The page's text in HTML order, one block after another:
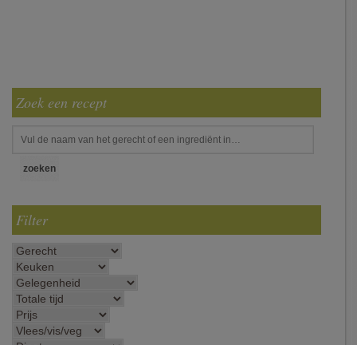
Zoek een recept
Filter